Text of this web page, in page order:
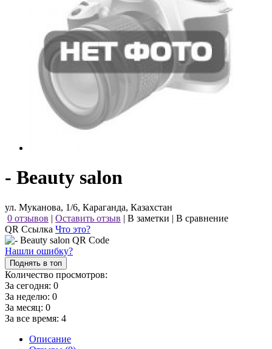
- Beauty salon
ул. Муканова, 1/6, Караганда, Казахстан
0 отзывов | Оставить отзыв | В заметки | В сравнение
QR Ссылка Что это?
Нашли ошибку?
Поднять в топ
Количество просмотров:
За сегодня: 0
За неделю: 0
За месяц: 0
За все время: 4
Описание